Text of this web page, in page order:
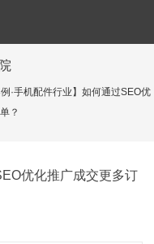
例·手机配件行业】如何通过SEO优
？
优化推广成交更多订